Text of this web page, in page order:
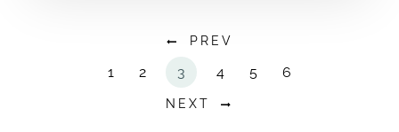
PREV
1 2 3 4 5 6
NEXT